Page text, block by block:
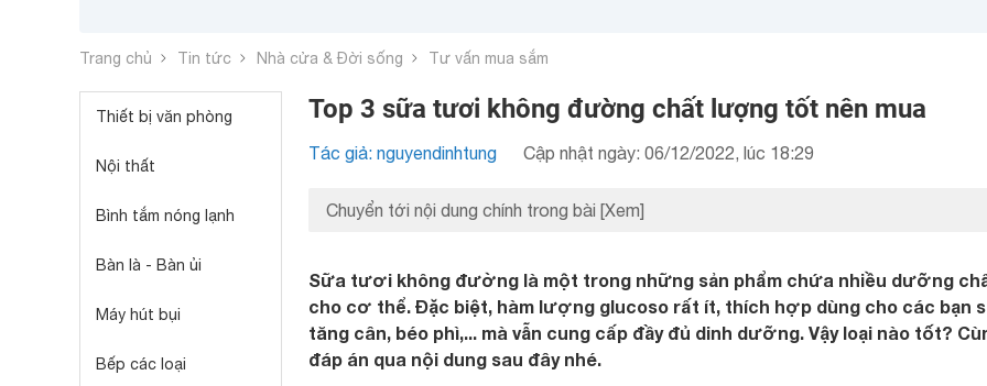
Trang chủ Tin tức Nhà cửa & Đời sống Tư vấn mua sắm
Thiết bị văn phòng
Nội thất
Bình tắm nóng lạnh
Bàn là - Bàn ủi
Máy hút bụi
Bếp các loại
Top 3 sữa tươi không đường chất lượng tốt nên mua
Tác giả: nguyendinhtung Cập nhật ngày: 06/12/2022, lúc 18:29
Chuyển tới nội dung chính trong bài [Xem]
Sữa tươi không đường là một trong những sản phẩm chứa nhiều dưỡng
cho cơ thể. Đặc biệt, hàm lượng glucoso rất ít, thích hợp dùng cho các bạn
tăng cân, béo phì,... mà vẫn cung cấp đầy đủ dinh dưỡng. Vậy loại nào tốt?
đáp án qua nội dung sau đây nhé.